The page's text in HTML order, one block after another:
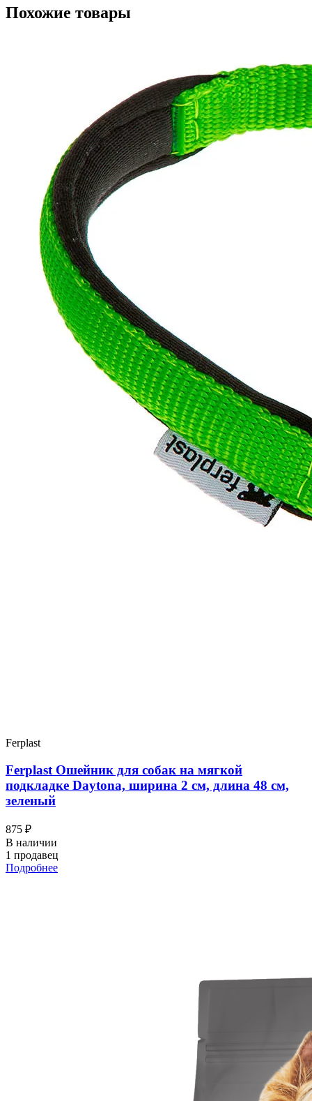
Похожие товары
Ferplast
Ferplast Ошейник для собак на мягкой
подкладке Daytona, ширина 2 см, длина 48 см,
зеленый
875 ₽
В наличии
1 продавец
Подробнее